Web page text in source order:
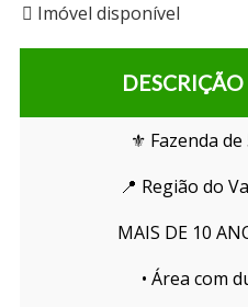
Imóvel disponível
⚜️ Fazenda de
📍 Região do
MAIS DE 10
• Área com